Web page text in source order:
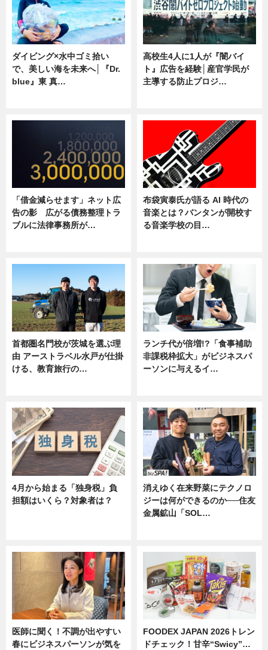
ダイビング×水中ゴミ拾い
で、美しい海を未来へ│『Dr.
blue』東 真…
高校生4人に1人が『闇バイ
ト』広告を経験│産官学民が
主導する防止プロジ…
「借金減らせます」ネット広
告の影 広がる債務整理トラ
ブルに法律事務所が…
布袋寅泰氏が語る AI 時代の
音楽とは？バンタンが開校す
る音楽学校の目…
首都圏名門校が茨城を選ぶ理
由 アーストラベル水戸が仕掛
ける、教育旅行の…
ランチ代が倍増!?「食事補助
非課税枠拡大」がビジネスパ
ーソンに与えるイ…
4月から始まる「独身税」負
担額はいくら？対象者は？
消えゆく在来野菜にテクノロ
ジーは何ができるのか──住友
金属鉱山「SOL…
医師に聞く！不調が出やすい
春にビジネスパーソンが気を
FOODEX JAPAN 2026トレン
ドチェック！甘辛“Swicy”…